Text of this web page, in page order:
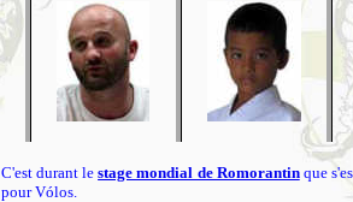
C'est durant lestage mondial de Romorantinque
pour Vólos.